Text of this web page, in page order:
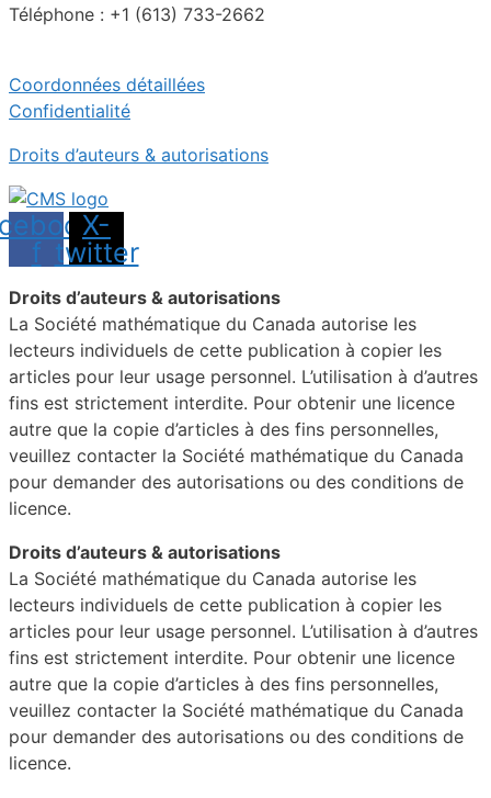
Téléphone : +1 (613) 733-2662
Coordonnées détaillées
Confidentialité
Droits d’auteurs & autorisations
f
X-
twitter
Droits d’auteurs & autorisations
La Société mathématique du Canada autorise les
lecteurs individuels de cette publication à copier les
articles pour leur usage personnel. L’utilisation à d’autres
fins est strictement interdite. Pour obtenir une licence
autre que la copie d’articles à des fins personnelles,
veuillez contacter la Société mathématique du Canada
pour demander des autorisations ou des conditions de
licence.
Droits d’auteurs & autorisations
La Société mathématique du Canada autorise les
lecteurs individuels de cette publication à copier les
articles pour leur usage personnel. L’utilisation à d’autres
fins est strictement interdite. Pour obtenir une licence
autre que la copie d’articles à des fins personnelles,
veuillez contacter la Société mathématique du Canada
pour demander des autorisations ou des conditions de
licence.